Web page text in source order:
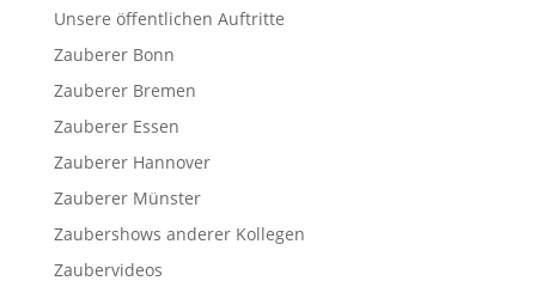
Unsere öffentlichen Auftritte
Zauberer Bonn
Zauberer Bremen
Zauberer Essen
Zauberer Hannover
Zauberer Münster
Zaubershows anderer Kollegen
Zaubervideos